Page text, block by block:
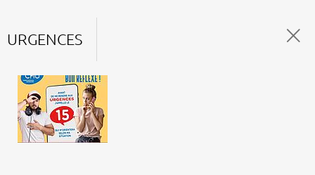
URGENCES